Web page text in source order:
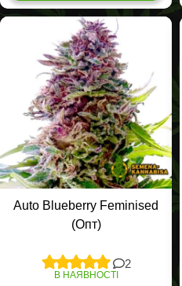
Auto Blueberry Feminised
(Опт)
2
В НАЯВНОСТІ